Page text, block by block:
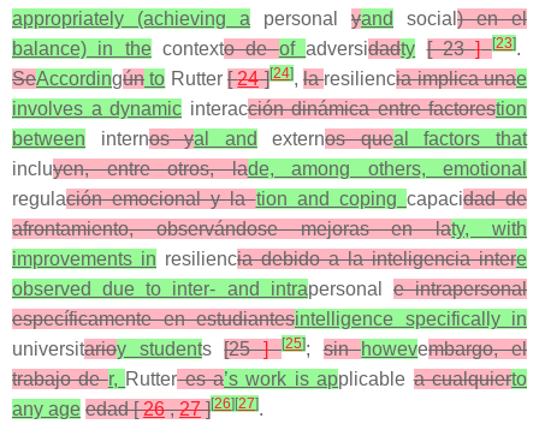
appropriately (achieving a personal yand social ) en el
balance) in thecontexto deofadversidadty [ 23] [23].
SeAccordingún to Rutter[24][24],laresiliencia implica unae
involves a dynamic interacción dinámica entre factorestion
between internos yal and externos queal factors that
incluyen, entre otros, lade, among others, emotional
regulación emocional y lation and coping capacidad de
afrontamiento, observándose mejoras en laty, with
improvements in resiliencia debido a la inteligencia intere
observed due to inter- and intrapersonal e intrapersonal
específicamente en estudiantesintelligence specifically in
universitarioy students[25] [25];sinhowevembargo, el
trabajo der, Rutteres a’s work is applicablea cualquierto
any age edad [26,27][26] [27].